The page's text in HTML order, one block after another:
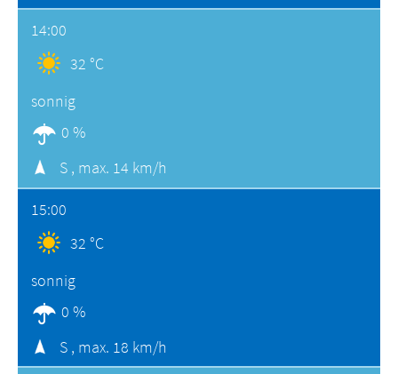
14:00
32 °C
sonnig
0 %
S , max. 14 km/h
15:00
32 °C
sonnig
0 %
S , max. 18 km/h